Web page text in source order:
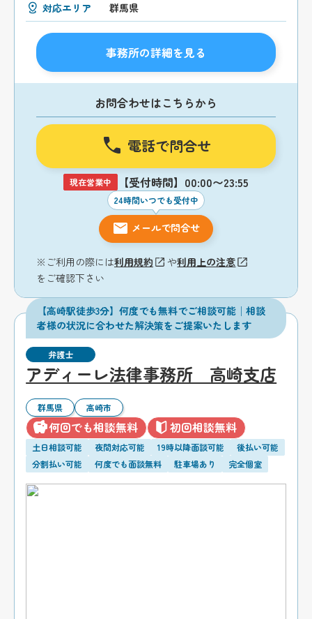
対応エリア 群馬県
事務所の詳細を見る
お問合わせはこちらから
電話で問合せ
現在営業中 【受付時間】00:00〜23:55
24時間いつでも受付中
メールで問合せ
※ご利用の際には利用規約 や利用上の注意
をご確認下さい
【高崎駅徒歩3分】何度でも無料でご相談可能│相談
者様の状況に合わせた解決策をご提案いたします
弁護士
アディーレ法律事務所 高崎支店
群馬県 高崎市
何回でも相談無料 初回相談無料
土日相談可能 夜間対応可能 19時以降面談可能
後払い可能
分割払い可能
何度でも面談無料 駐車場あり 完全個室